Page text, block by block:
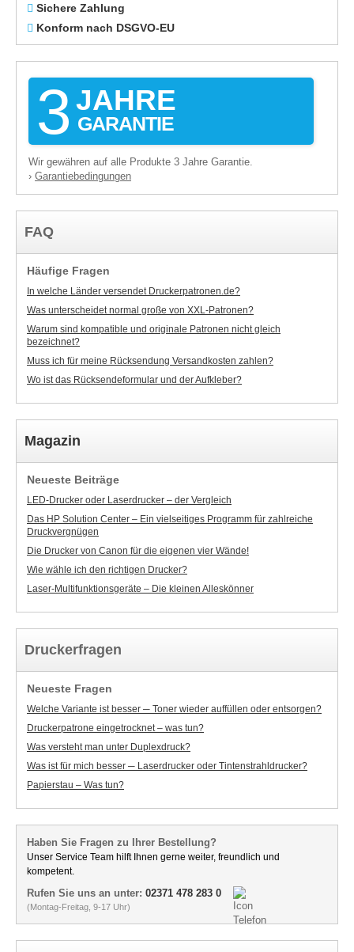
Sichere Zahlung
Konform nach DSGVO-EU
3 JAHRE
GARANTIE
Wir gewähren auf alle Produkte 3 Jahre Garantie.
› Garantiebedingungen
FAQ
Häufige Fragen
In welche Länder versendet Druckerpatronen.de?
Was unterscheidet normal große von XXL-Patronen?
Warum sind kompatible und originale Patronen nicht gleich
bezeichnet?
Muss ich für meine Rücksendung Versandkosten zahlen?
Wo ist das Rücksendeformular und der Aufkleber?
Magazin
Neueste Beiträge
LED-Drucker oder Laserdrucker – der Vergleich
Das HP Solution Center – Ein vielseitiges Programm für zahlreiche
Druckvergnügen
Die Drucker von Canon für die eigenen vier Wände!
Wie wähle ich den richtigen Drucker?
Laser-Multifunktionsgeräte – Die kleinen Alleskönner
Druckerfragen
Neueste Fragen
Welche Variante ist besser ─ Toner wieder auffüllen oder entsorgen?
Druckerpatrone eingetrocknet – was tun?
Was versteht man unter Duplexdruck?
Was ist für mich besser ─ Laserdrucker oder Tintenstrahldrucker?
Papierstau – Was tun?
Haben Sie Fragen zu Ihrer Bestellung?
Unser Service Team hilft Ihnen gerne weiter, freundlich und
kompetent.
Rufen Sie uns an unter: 02371 478 283 0
(Montag-Freitag, 9-17 Uhr)